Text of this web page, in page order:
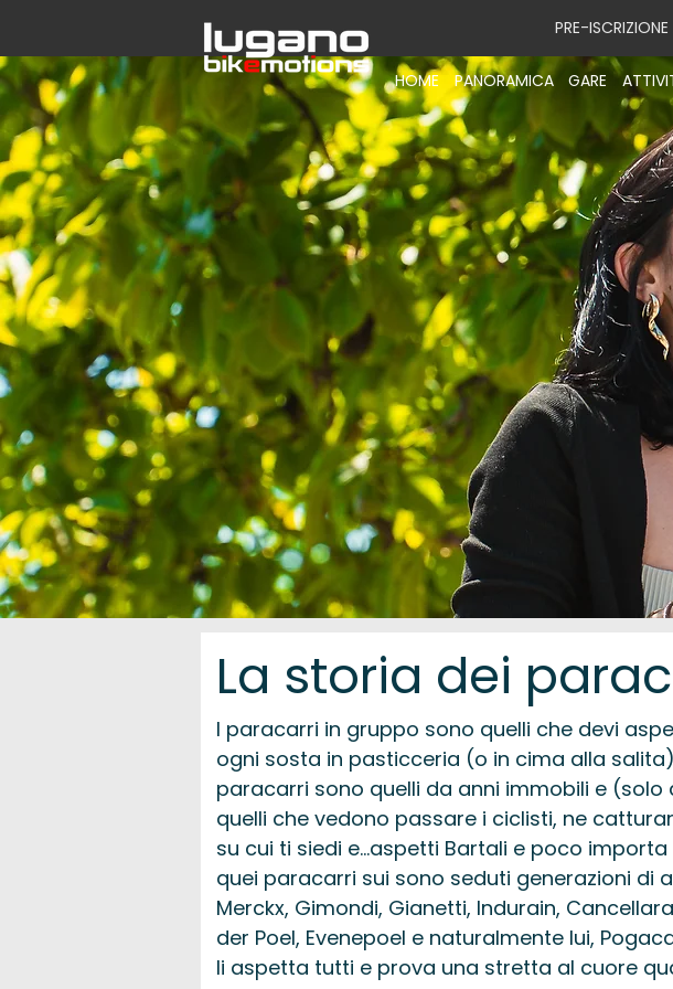
PRE-
HOME PANORAMICA GARE
La storia dei
I paracarri in gruppo sono quelli che devi
ogni sosta in pasticceria (o in cima alla
paracarri sono quelli da anni immobili e
quelli che vedono passare i ciclisti, ne
su cui ti siedi e…aspetti Bartali e poco
quei paracarri sui sono seduti generazioni di
Merckx, Gimondi, Gianetti, Indurain,
der Poel, Evenepoel e naturalmente lui,
li aspetta tutti e prova una stretta al cuore